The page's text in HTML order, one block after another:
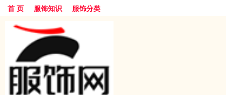
首 页 服饰知识 服饰分类